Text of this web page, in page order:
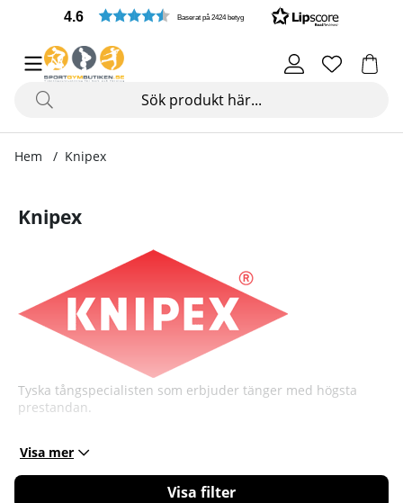
4.6 Baserat på 2424 betyg
Hem Knipex
Knipex
Tyska tångspecialisten som erbjuder tänger med högsta
prestandan.
Visa mer
Filtrera